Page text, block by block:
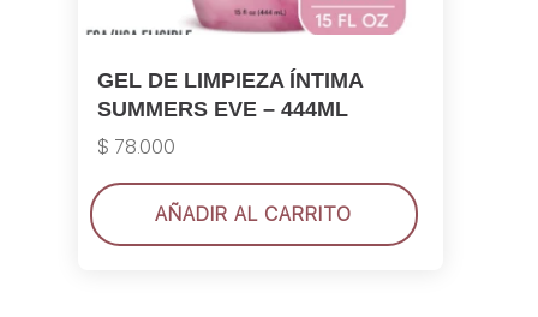
GEL DE LIMPIEZA ÍNTIMA
SUMMERS EVE – 444ML
$ 78.000
AÑADIR AL CARRITO